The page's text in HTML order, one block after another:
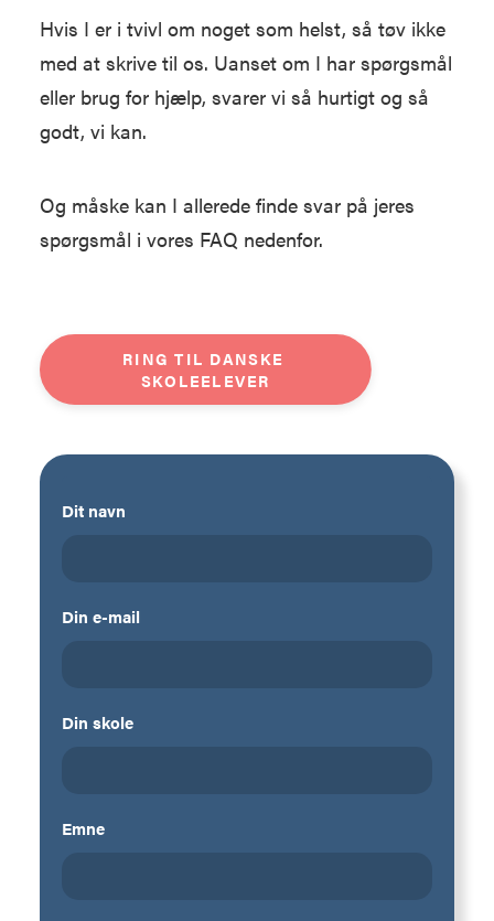
Hvis I er i tvivl om noget som helst, så tøv ikke
med at skrive til os. Uanset om I har spørgsmål
eller brug for hjælp, svarer vi så hurtigt og så
godt, vi kan.
Og måske kan I allerede finde svar på jeres
spørgsmål i vores FAQ nedenfor.
RING TIL DANSKE
SKOLEELEVER
Dit navn
Din e-mail
Din skole
Emne